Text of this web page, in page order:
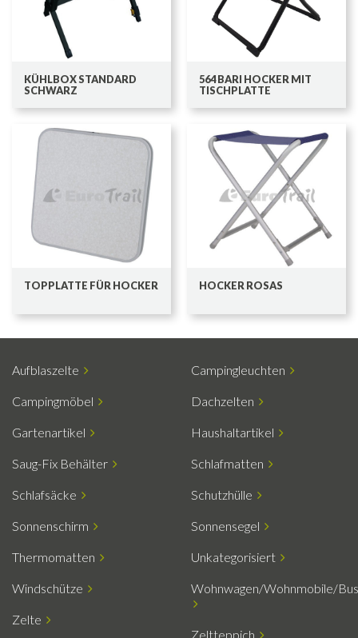
KÜHLBOX STANDARD
SCHWARZ
564 BARI HOCKER MIT
TISCHPLATTE
TOPPLATTE FÜR HOCKER HOCKER ROSAS
Aufblaszelte Campingleuchten
Campingmöbel Dachzelten
Gartenartikel Haushaltartikel
Saug-Fix Behälter Schlafmatten
Schlafsäcke Schutzhülle
Sonnenschirm Sonnensegel
Thermomatten Unkategorisiert
Windschütze Wohnwagen/Wohnmobile/Bus
Zelte
Zeltteppich